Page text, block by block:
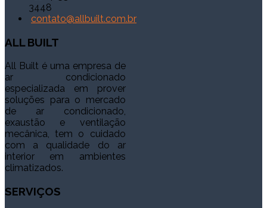
3448
contato@allbuilt.com.br
ALLBUILT
All Built é uma empresa de
ar condicionado
especializada em prover
soluções para o mercado
de ar condicionado,
exaustão e ventilação
mecânica, tem o cuidado
com a qualidade do ar
interior em ambientes
climatizados.
SERVIÇOS